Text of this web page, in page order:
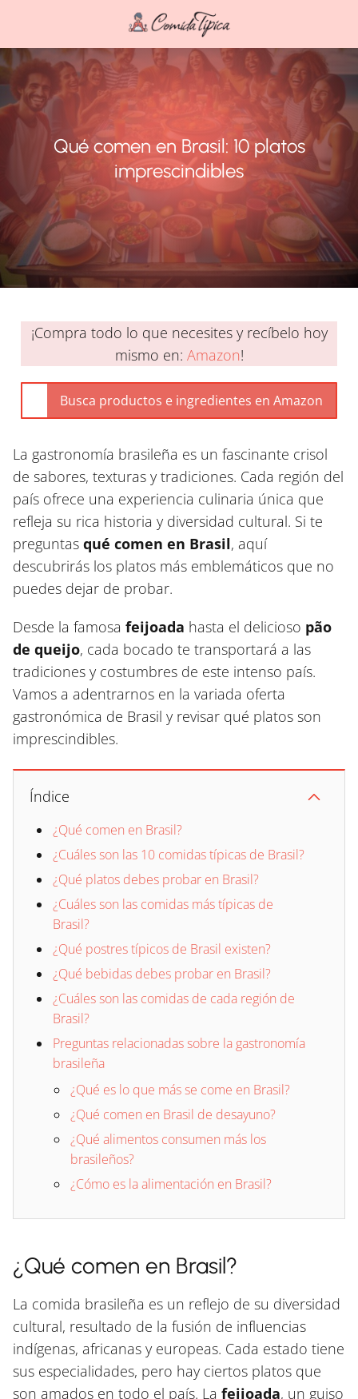
Qué comen en Brasil: 10 platos
imprescindibles
¡Compra todo lo que necesites y recíbelo hoy
mismo en: Amazon!
La gastronomía brasileña es un fascinante crisol
de sabores, texturas y tradiciones. Cada región del
país ofrece una experiencia culinaria única que
refleja su rica historia y diversidad cultural. Si te
preguntas qué comen en Brasil, aquí
descubrirás los platos más emblemáticos que no
puedes dejar de probar.
Desde la famosa feijoada hasta el delicioso pão
de queijo, cada bocado te transportará a las
tradiciones y costumbres de este intenso país.
Vamos a adentrarnos en la variada oferta
gastronómica de Brasil y revisar qué platos son
imprescindibles.
Índice
¿Qué comen en Brasil?
¿Cuáles son las 10 comidas típicas de Brasil?
¿Qué platos debes probar en Brasil?
¿Cuáles son las comidas más típicas de
Brasil?
¿Qué postres típicos de Brasil existen?
¿Qué bebidas debes probar en Brasil?
¿Cuáles son las comidas de cada región de
Brasil?
Preguntas relacionadas sobre la gastronomía
brasileña
¿Qué es lo que más se come en Brasil?
¿Qué comen en Brasil de desayuno?
¿Qué alimentos consumen más los
brasileños?
¿Cómo es la alimentación en Brasil?
¿Qué comen en Brasil?
La comida brasileña es un reflejo de su diversidad
cultural, resultado de la fusión de influencias
indígenas, africanas y europeas. Cada estado tiene
sus especialidades, pero hay ciertos platos que
son amados en todo el país. La feijoada, un guiso